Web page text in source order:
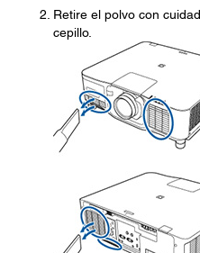
Retire el polvo con
cepillo.